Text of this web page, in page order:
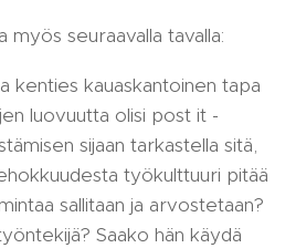
myös seuraavalla tavalla:
kenties kauaskantoinen tapa
luovuutta olisi post it -
sijaan tarkastella sitä,
työkulttuuri pitää
sallitaan ja arvostetaan?
Saako hän käydä